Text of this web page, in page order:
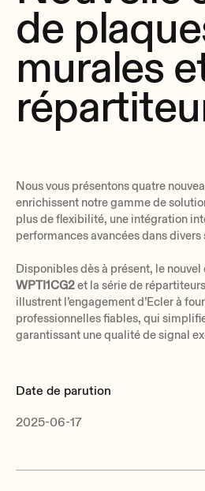
de
murales
Nous vous présentons quatre
enrichissent notre gamme de
plus de flexibilité, une intégration
performances avancées dans
Disponibles dès à présent, le
WPTI1CG2et la série de
illustrent l’engagement d’Ecler à
professionnelles fiables, qui
garantissant une qualité de signal
Date de parution
2025-06-17